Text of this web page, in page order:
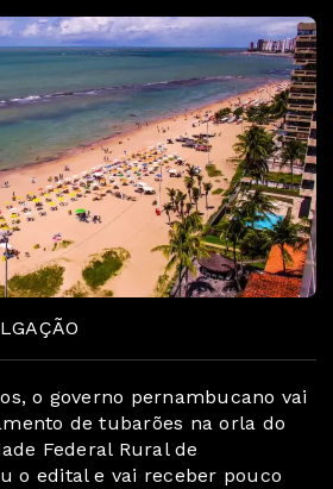
o governo pernambucano vai
de tubarões na orla do
Federal Rural de
o edital e vai receber pouco